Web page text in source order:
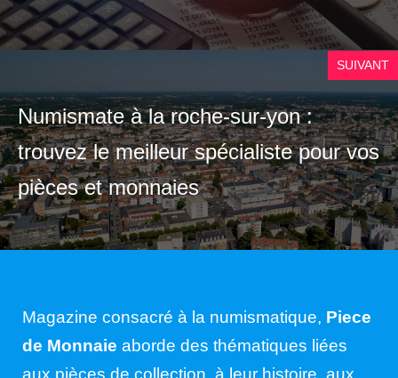
SUIVANT
Numismate à la roche-sur-yon :
trouvez le meilleur spécialiste pour vos
pièces et monnaies
Magazine consacré à la numismatique, Piece
de Monnaie aborde des thématiques liées
aux pièces de collection, à leur histoire, aux